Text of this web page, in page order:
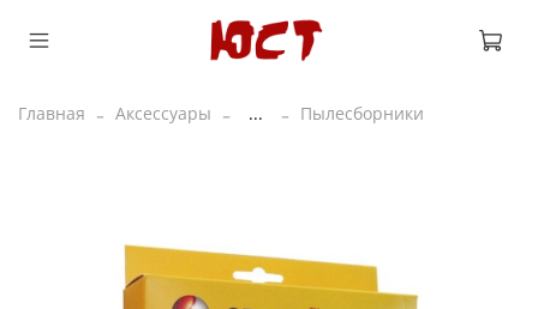
Главная Аксессуары ... Пылесборники